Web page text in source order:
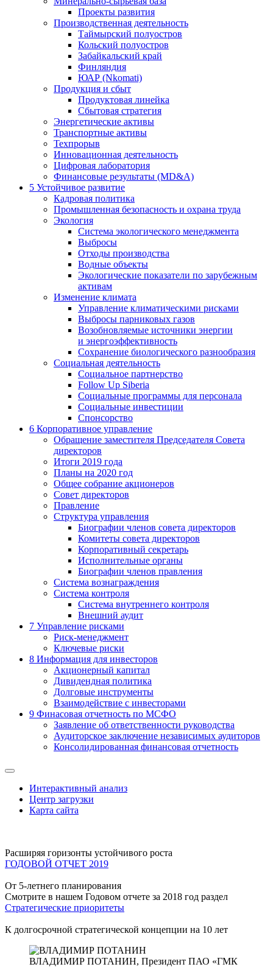
Проекты развития
Производственная деятельность
Таймырский полуостров
Кольский полуостров
Забайкальский край
Финляндия
ЮАР (Nkomati)
Продукция и сбыт
Продуктовая линейка
Сбытовая стратегия
Энергетические активы
Транспортные активы
Техпрорыв
Инновационная деятельность
Цифровая лаборатория
Финансовые результаты (MD&A)
5 Устойчивое развитие
Кадровая политика
Промышленная безопасность и охрана труда
Экология
Система экологического менеджмента
Выбросы
Отходы производства
Водные объекты
Экологические показатели по зарубежным
активам
Изменение климата
Управление климатическими рисками
Выбросы парниковых газов
Возобновляемые источники энергии
и энергоэффективность
Сохранение биологического разнообразия
Социальная деятельность
Социальное партнерство
Follow Up Siberia
Социальные программы для персонала
Социальные инвестиции
Спонсорство
6 Корпоративное управление
Обращение заместителя Председателя Совета
директоров
Итоги 2019 года
Планы на 2020 год
Общее собрание акционеров
Совет директоров
Правление
Структура управления
Биографии членов совета директоров
Комитеты совета директоров
Корпоративный секретарь
Исполнительные органы
Биографии членов правления
Система вознаграждения
Система контроля
Система внутреннего контроля
Внешний аудит
7 Управление рисками
Риск-менеджмент
Ключевые риски
8 Информация для инвесторов
Акционерный капитал
Дивидендная политика
Долговые инструменты
Взаимодействие с инвеcторами
9 Финасовая отчетность по МСФО
Заявление об ответственности руководства
Аудиторское заключение независимых аудиторов
Консолидированная финансовая отчетность
Интерактивный анализ
Центр загрузки
Карта сайта
Расширяя горизонты устойчивого роста
ГОДОВОЙ ОТЧЕТ 2019
От 5-летнего планирования
Смотрите в нашем Годовом отчете за 2018 год раздел
Стратегические приоритеты
К долгосрочной стратегической концепции на 10 лет
ВЛАДИМИР ПОТАНИН, Президент ПАО «ГМК